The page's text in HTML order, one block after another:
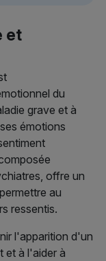
et
du
grave et à
émotions
offre un
au
ressentis.
l'apparition d'un
et à l'aider à